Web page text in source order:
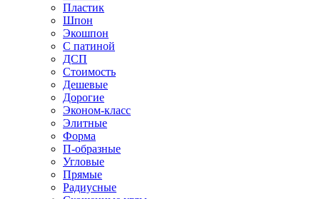
Пластик
Шпон
Экошпон
С патиной
ДСП
Стоимость
Дешевые
Дорогие
Эконом-класс
Элитные
Форма
П-образные
Угловые
Прямые
Радиусные